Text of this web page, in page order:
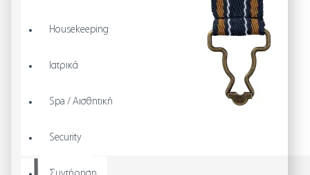
Housekeeping
Ιατρικά
Spa / Αισθητική
Security